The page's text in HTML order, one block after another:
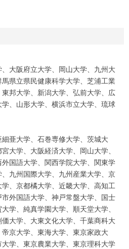
大阪府立大学、岡山大学、九州大
県立県民健康科学大学、芝浦工業
邦大学、新潟大学、弘前大学、広
、山形大学、横浜市立大学、琉球
亜大学、石巻専修大学、茨城大
大学、大阪経済大学、岡山大学、
国語大学、関西学院大学、関東学
九州国際大学、九州産業大学、京
、京都橘大学、近畿大学、高知工
外国語大学、神戸常盤大学、国士
学、純真学園大学、順天堂大学、
大学、大東文化大学、千葉商科大
京大学、東海大学、東京家政大
学、東京農業大学、東京理科大学